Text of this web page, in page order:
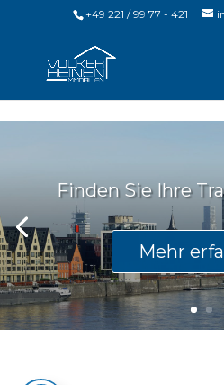
Skip to content+49 221 / 99 77 - 421
Finden Sie Ihre
Mehr